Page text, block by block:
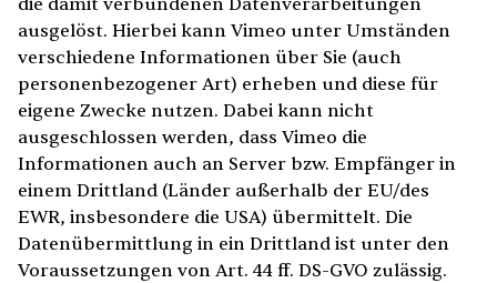
ausgelöst. Hierbei kann Vimeo unter Umständen
verschiedene Informationen über Sie (auch
personenbezogener Art) erheben und diese für
eigene Zwecke nutzen. Dabei kann nicht
ausgeschlossen werden, dass Vimeo die
Informationen auch an Server bzw. Empfänger in
einem Drittland (Länder außerhalb der EU/des
EWR, insbesondere die USA) übermittelt. Die
Datenübermittlung in ein Drittland ist unter den
Voraussetzungen von Art. 44 ff. DS-GVO zulässig.